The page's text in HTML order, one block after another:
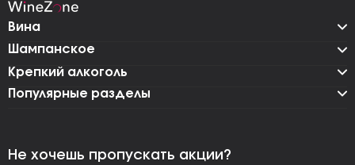
Вина
Шампанское
Крепкий алкоголь
Популярные разделы
Не хочешь пропускать акции?